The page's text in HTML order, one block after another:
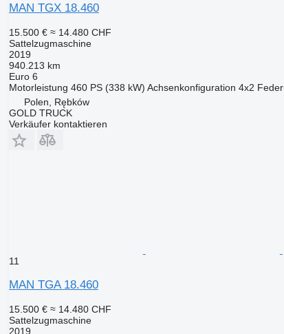
MAN TGX 18.460
15.500 € ≈ 14.480 CHF
Sattelzugmaschine
2019
940.213 km
Euro 6
Motorleistung 460 PS (338 kW) Achsenkonfiguration 4x2
Polen, Rębków
GOLD TRUCK
Verkäufer kontaktieren
11
MAN TGA 18.460
15.500 € ≈ 14.480 CHF
Sattelzugmaschine
2019